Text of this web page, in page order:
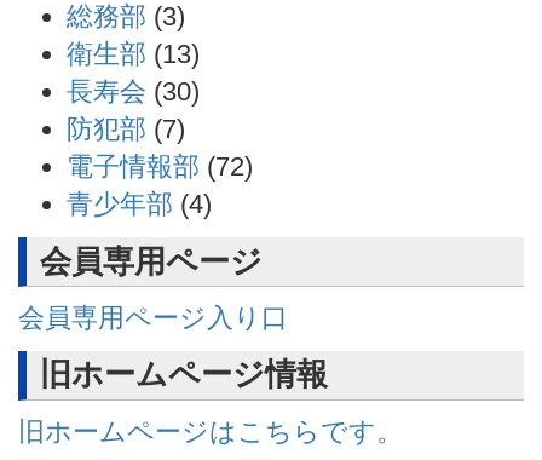
総務部 (3)
衛生部 (13)
長寿会 (30)
防犯部 (7)
電子情報部 (72)
青少年部 (4)
会員専用ページ
会員専用ページ入り口
旧ホームページ情報
旧ホームページはこちらです。